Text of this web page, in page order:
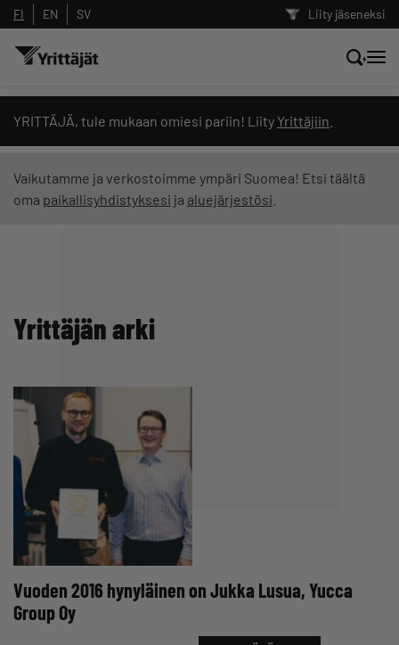
Liity jäseneksi
FI EN SV
YRITTÄJÄ, tule mukaan omiesi pariin! Liity Yrittäjiin
Vaikutamme ja verkostoimme ympäri Suomea! Etsi täältä
oma paikallisyhdistyksesi ja aluejärjestösi
Yrittäjän arki
Vuoden 2016 hynyläinen on Jukka Lusua, Yucca
Group Oy
Hae sivustolta tai kysy suoraan
Yrittäjien tekoälyltä